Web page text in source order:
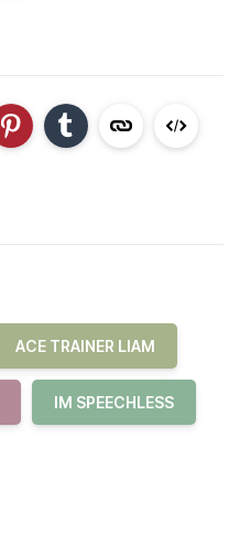
ACE TRAINER LIAM
IM SPEECHLESS